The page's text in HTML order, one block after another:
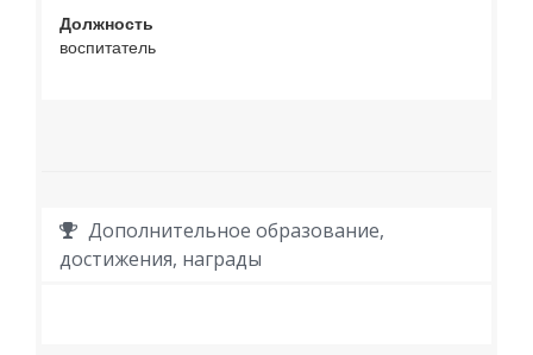
Должность
воспитатель
Дополнительное образование,
достижения, награды